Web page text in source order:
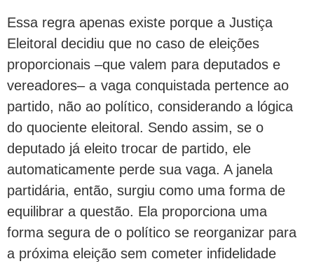
Essa regra apenas existe porque a Justiça
Eleitoral decidiu que no caso de eleições
proporcionais –que valem para deputados e
vereadores– a vaga conquistada pertence ao
partido, não ao político, considerando a lógica
do quociente eleitoral. Sendo assim, se o
deputado já eleito trocar de partido, ele
automaticamente perde sua vaga. A janela
partidária, então, surgiu como uma forma de
equilibrar a questão. Ela proporciona uma
forma segura de o político se reorganizar para
a próxima eleição sem cometer infidelidade